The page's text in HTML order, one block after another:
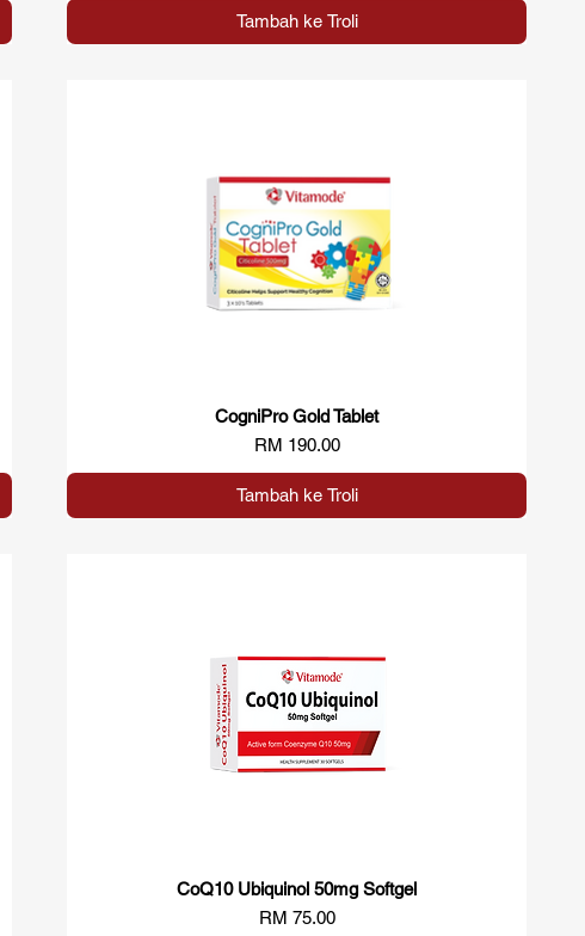
Tambah ke Troli
Paparan Segera
CogniPro Gold Tablet
Harga
RM 190.00
Tambah ke Troli
Paparan Segera
CoQ10 Ubiquinol 50mg Softgel
Harga
RM 75.00